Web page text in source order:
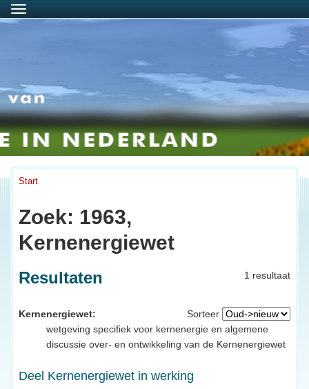
Menu
Start
Zoek: 1963,
Kernenergiewet
1 resultaat
Resultaten
Sorteer
Kernenergiewet:
wetgeving specifiek voor kernenergie en algemene
discussie over- en ontwikkeling van de Kernenergiewet
Deel Kernenergiewet in werking